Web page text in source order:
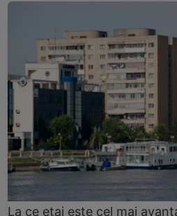
La ce etaj este cel mai